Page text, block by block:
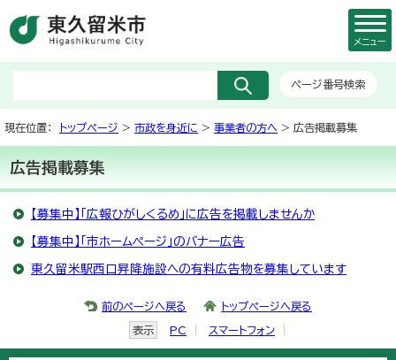
ページ番号検索
メニュー
現在位置： トップページ > 市政を身近に > 事業者の方へ > 広告掲載募集
広告掲載募集
【募集中】「広報ひがしくるめ」に広告を掲載しませんか
【募集中】「市ホームページ」のバナー広告
東久留米駅西口昇降施設への有料広告物を募集しています
前のページへ戻る トップページへ戻る
表示 PC スマートフォン